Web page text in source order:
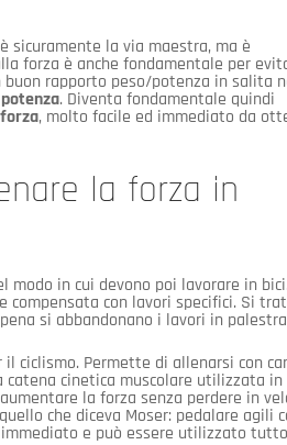
la via maestra, ma è
forza è anche fondamentale per
buon rapporto peso/potenza in salita
. Diventa fondamentale quindi
, molto facile ed immediato da
la forza in
in cui devono poi lavorare in
con lavori specifici. Si
si abbandonano i lavori in
ciclismo. Permette di allenarsi con
cinetica muscolare utilizzata in
la forza senza perdere in
che diceva Moser: pedalare agili
e può essere utilizzato tutto